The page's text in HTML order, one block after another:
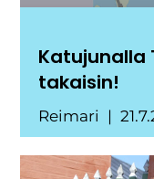
Katujunalla
takaisin!
Reimari